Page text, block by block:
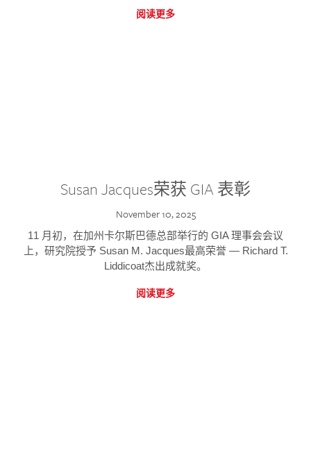
阅读更多
Susan Jacques荣获 GIA 表彰
November 10, 2025
11 月初，在加州卡尔斯巴德总部举行的 GIA 理事会会议
上，研究院授予 Susan M. Jacques最高荣誉 — Richard T.
Liddicoat杰出成就奖。
阅读更多